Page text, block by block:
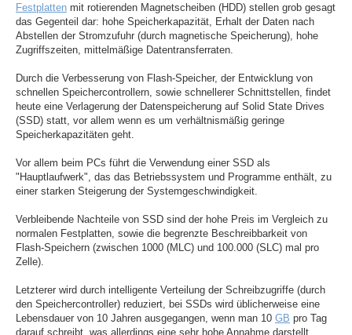
Festplatten mit rotierenden Magnetscheiben (HDD) stellen grob gesagt
das Gegenteil dar: hohe Speicherkapazität, Erhalt der Daten nach
Abstellen der Stromzufuhr (durch magnetische Speicherung), hohe
Zugriffszeiten, mittelmäßige Datentransferraten.
Durch die Verbesserung von Flash-Speicher, der Entwicklung von
schnellen Speichercontrollern, sowie schnellerer Schnittstellen, findet
heute eine Verlagerung der Datenspeicherung auf Solid State Drives
(SSD) statt, vor allem wenn es um verhältnismäßig geringe
Speicherkapazitäten geht.
Vor allem beim PCs führt die Verwendung einer SSD als
"Hauptlaufwerk", das das Betriebssystem und Programme enthält, zu
einer starken Steigerung der Systemgeschwindigkeit.
Verbleibende Nachteile von SSD sind der hohe Preis im Vergleich zu
normalen Festplatten, sowie die begrenzte Beschreibbarkeit von
Flash-Speichern (zwischen 1000 (MLC) und 100.000 (SLC) mal pro
Zelle).
Letzterer wird durch intelligente Verteilung der Schreibzugriffe (durch
den Speichercontroller) reduziert, bei SSDs wird üblicherweise eine
Lebensdauer von 10 Jahren ausgegangen, wenn man 10 GB pro Tag
darauf schreibt, was allerdings eine sehr hohe Annahme darstellt.